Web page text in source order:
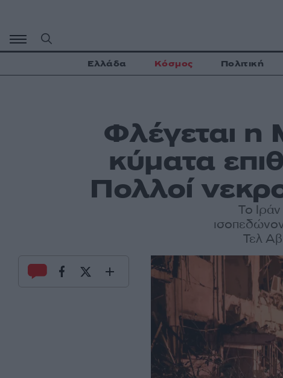
περιεχόμενο
Ελλάδα Κόσμος Πολιτική
Φλέγεται
κύματα
Πολλοί
Το
Τελ